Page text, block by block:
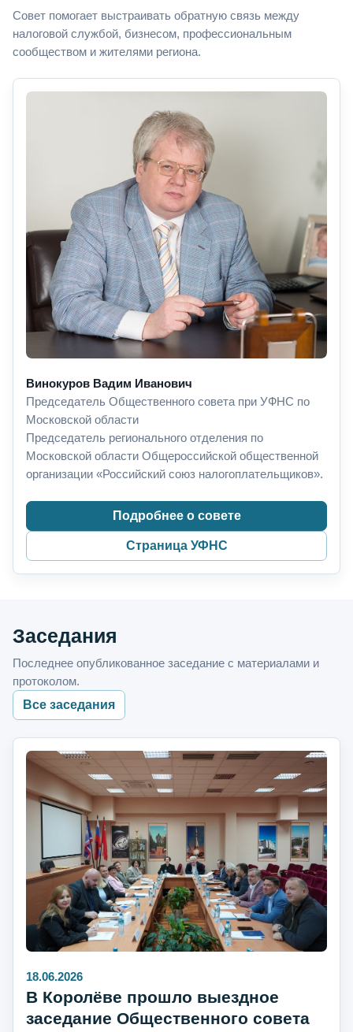
Совет помогает выстраивать обратную связь между
налоговой службой, бизнесом, профессиональным
сообществом и жителями региона.
Винокуров Вадим Иванович
Председатель Общественного совета при УФНС по
Московской области
Председатель регионального отделения по
Московской области Общероссийской общественной
организации «Российский союз налогоплательщиков».
Подробнее о совете
Страница УФНС
Заседания
Последнее опубликованное заседание с материалами и
протоколом.
Все заседания
18.06.2026
В Королёве прошло выездное
заседание Общественного совета